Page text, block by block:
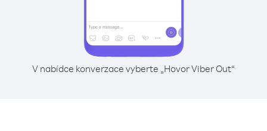
V nabídce konverzace vyberte „Hovor Viber Out“